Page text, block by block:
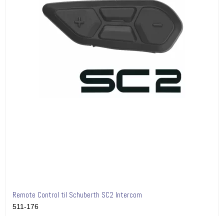
Remote Control til Schuberth SC2 Intercom
511-176